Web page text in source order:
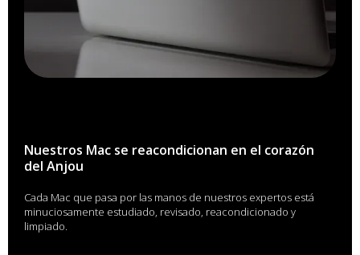
Nuestros Mac se reacondicionan en el corazón
del Anjou
Cada Mac que pasa por las manos de nuestros expertos está
minuciosamente estudiado, revisado, reacondicionado y
limpiado.